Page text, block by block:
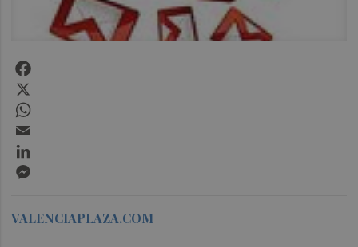
VALENCIAPLAZA.COM